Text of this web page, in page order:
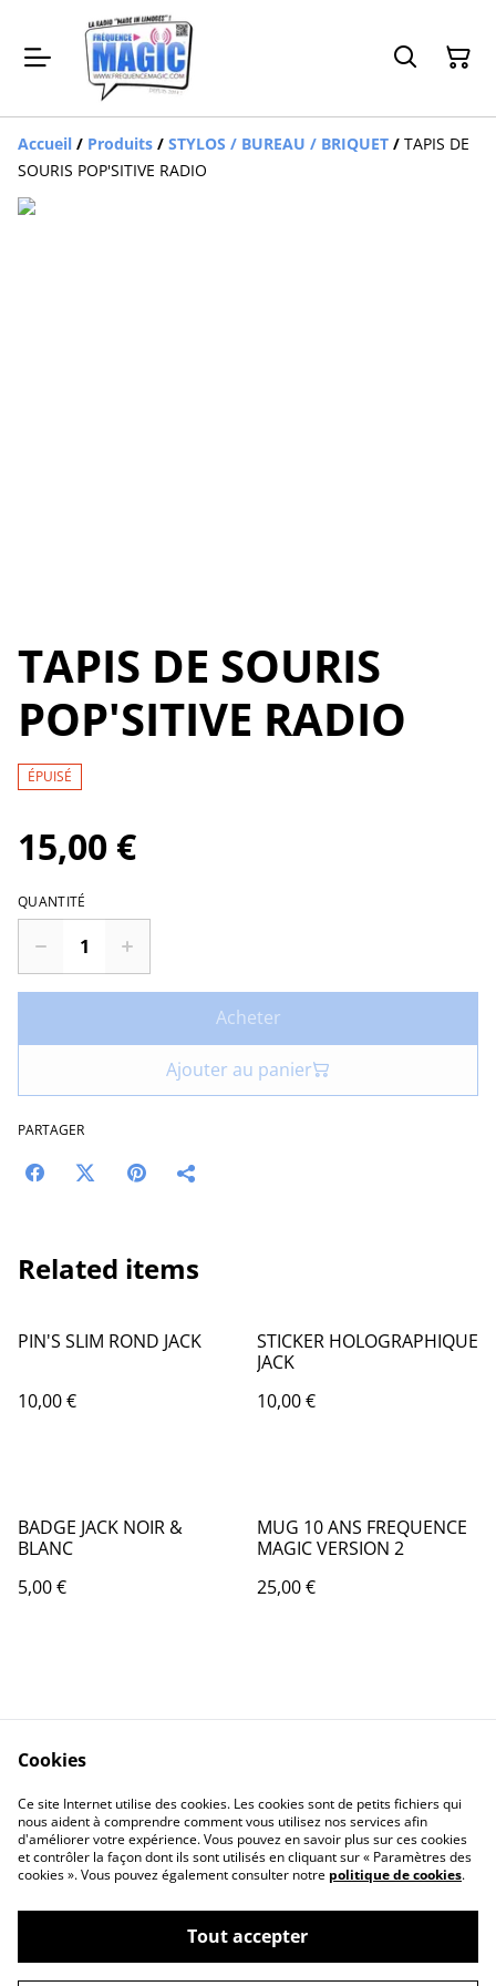
Accueil / Produits / STYLOS / BUREAU / BRIQUET / TAPIS DE
SOURIS POP'SITIVE RADIO
TAPIS DE SOURIS
POP'SITIVE RADIO
ÉPUISÉ
15,00 €
QUANTITÉ
Acheter
Ajouter au panier
PARTAGER
Related items
PIN'S SLIM ROND JACK
10,00 €
STICKER HOLOGRAPHIQUE
JACK
10,00 €
BADGE JACK NOIR &
BLANC
5,00 €
MUG 10 ANS FREQUENCE
MAGIC VERSION 2
25,00 €
Contact Us
Legal Terms
Privacy Policy
Cookie Policy
©2026MAGIC BOUTIQUE by Frequence Magic
Cookies
Ce site Internet utilise des cookies. Les cookies sont de petits fichiers qui
nous aident à comprendre comment vous utilisez nos services afin
d'améliorer votre expérience. Vous pouvez en savoir plus sur ces cookies
et contrôler la façon dont ils sont utilisés en cliquant sur « Paramètres des
cookies ». Vous pouvez également consulter notre politique de cookies.
Tout accepter